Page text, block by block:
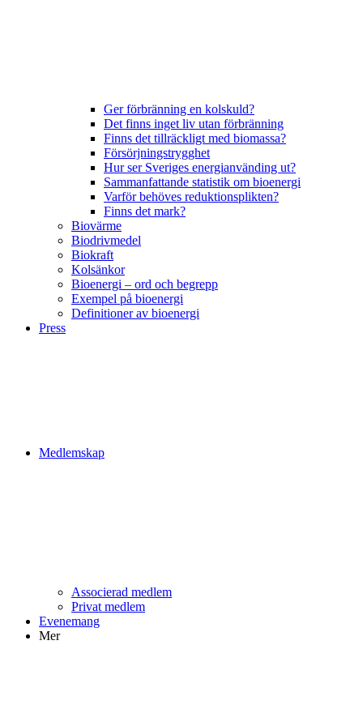
Ger förbränning en kolskuld?
Det finns inget liv utan förbränning
Finns det tillräckligt med biomassa?
Försörjningstrygghet
Hur ser Sveriges energianvänding ut?
Sammanfattande statistik om bioenergi
Varför behöves reduktionsplikten?
Finns det mark?
Biovärme
Biodrivmedel
Biokraft
Kolsänkor
Bioenergi – ord och begrepp
Exempel på bioenergi
Definitioner av bioenergi
Press
Medlemskap
Associerad medlem
Privat medlem
Evenemang
Mer